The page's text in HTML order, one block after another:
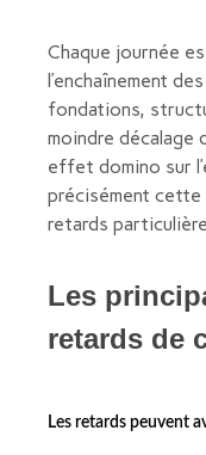
Chaque journée
l’enchaînement
fondations,
moindre décalage
effet domino sur
précisément cette
retards
Les
retards de
Les retards peuvent